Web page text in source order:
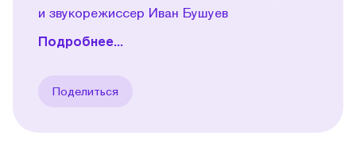
и звукорежиссер Иван Бушуев
Подробнее...
Поделиться